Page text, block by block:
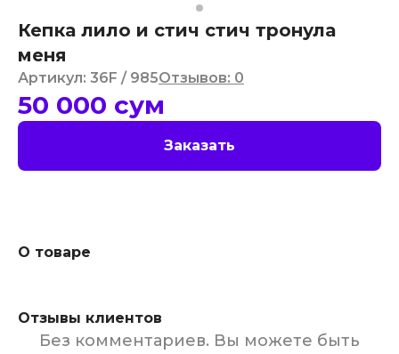
Кепка лило и стич стич тронула
меня
Артикул: 36F / 985Отзывов: 0
50 000 сум
Заказать
О товаре
Отзывы клиентов
Без комментариев. Вы можете быть